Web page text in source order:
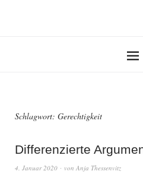
Schlagwort: Gerechtigkeit
Differenzierte
4. Januar 2020 von Anja Thessenvitz